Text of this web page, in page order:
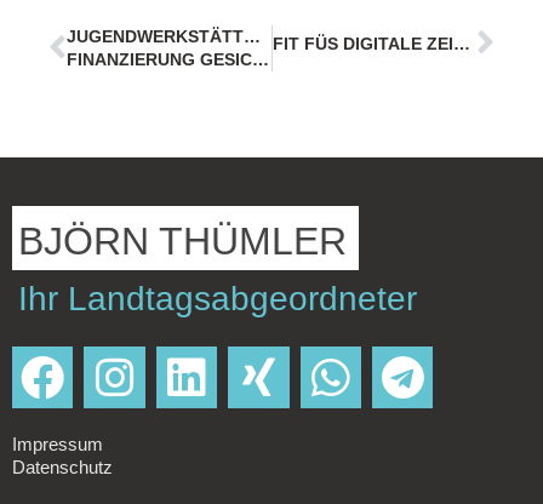
JUGENDWERKSTÄTTEN UND PACE:
FINANZIERUNG GESICHERT
FIT FÜS DIGITALE ZEITALTER
BJÖRN THÜMLER
Ihr Landtagsabgeordneter
Impressum
Datenschutz